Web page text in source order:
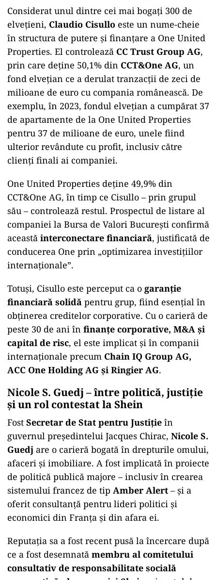
Considerat unul dintre cei mai bogați 300 de
elvețieni, Claudio Cisullo este un nume-cheie
în structura de putere și finanțare a One United
Properties. El controlează CC Trust Group AG,
prin care deține 50,1% din CCT&One AG, un
fond elvețian ce a derulat tranzacții de zeci de
milioane de euro cu compania românească. De
exemplu, în 2023, fondul elvețian a cumpărat 37
de apartamente de la One United Properties
pentru 37 de milioane de euro, unele fiind
ulterior revândute cu profit, inclusiv către
clienți finali ai companiei.
One United Properties deține 49,9% din
CCT&One AG, în timp ce Cisullo – prin grupul
său – controlează restul. Prospectul de listare al
companiei la Bursa de Valori București confirmă
această interconectare financiară, justificată de
conducerea One prin „optimizarea investițiilor
internaționale”.
Totuși, Cisullo este perceput ca o garanție
financiară solidă pentru grup, fiind esențial în
obținerea creditelor corporative. Cu o carieră de
peste 30 de ani în finanțe corporative, M&A și
capital de risc, el este implicat și în companii
internaționale precum Chain IQ Group AG,
ACC One Holding AG și Ringier AG.
Nicole S. Guedj – între politică, justiție
și un rol contestat la Shein
Fost Secretar de Stat pentru Justiție în
guvernul președintelui Jacques Chirac, Nicole S.
Guedj are o carieră bogată în drepturile omului,
afaceri și imobiliare. A fost implicată în proiecte
de politică publică majore – inclusiv în crearea
sistemului francez de tip Amber Alert – și a
oferit consultanță pentru lideri politici și
economici din Franța și din afara ei.
Reputația sa a fost recent pusă la încercare după
ce a fost desemnată membru al comitetului
consultativ de responsabilitate socială